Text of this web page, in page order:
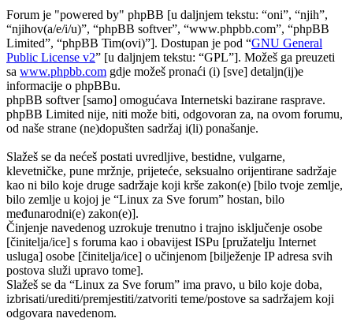
Forum je "powered by" phpBB [u daljnjem tekstu: “oni”, “njih”,
“njihov(a/e/i/u)”, “phpBB softver”, “www.phpbb.com”, “phpBB
Limited”, “phpBB Tim(ovi)”]. Dostupan je pod “GNU General
Public License v2” [u daljnjem tekstu: “GPL”]. Možeš ga preuzeti
sa www.phpbb.com gdje možeš pronaći (i) [sve] detaljn(ij)e
informacije o phpBBu.
phpBB softver [samo] omogućava Internetski bazirane rasprave.
phpBB Limited nije, niti može biti, odgovoran za, na ovom forumu,
od naše strane (ne)dopušten sadržaj i(li) ponašanje.
Slažeš se da nećeš postati uvredljive, bestidne, vulgarne,
klevetničke, pune mržnje, prijeteće, seksualno orijentirane sadržaje
kao ni bilo koje druge sadržaje koji krše zakon(e) [bilo tvoje zemlje,
bilo zemlje u kojoj je “Linux za Sve forum” hostan, bilo
međunarodni(e) zakon(e)].
Činjenje navedenog uzrokuje trenutno i trajno isključenje osobe
[činitelja/ice] s foruma kao i obavijest ISPu [pružatelju Internet
usluga] osobe [činitelja/ice] o učinjenom [bilježenje IP adresa svih
postova služi upravo tome].
Slažeš se da “Linux za Sve forum” ima pravo, u bilo koje doba,
izbrisati/urediti/premjestiti/zatvoriti teme/postove sa sadržajem koji
odgovara navedenom.